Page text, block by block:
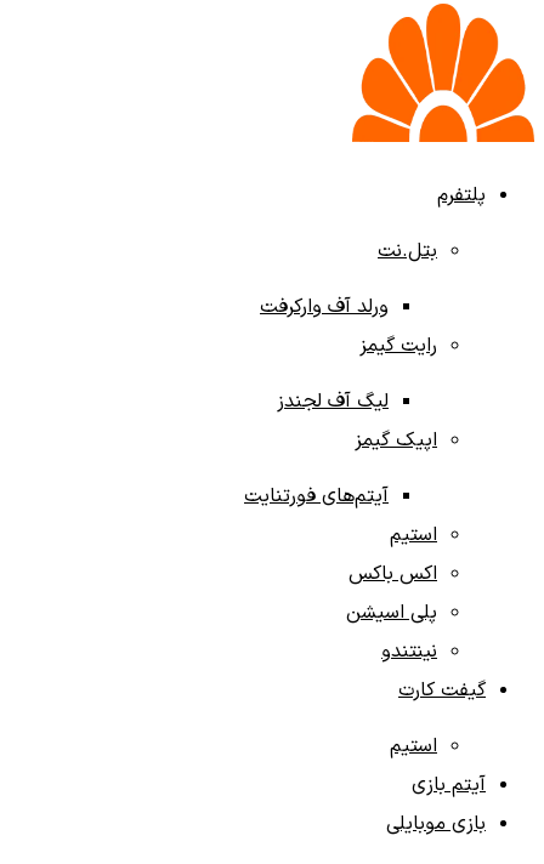
پلتفرم‌
بتل.نت
ورلد آف وارکرفت
رایت گیمز
لیگ آف لجندز
اپیک گیمز
آیتم‌های فورتنایت
استیم
اکس باکس
پلی اسیشن
نینتندو
گیفت کارت‌
استیم
آیتم‌ بازی‌
بازی موبایلی